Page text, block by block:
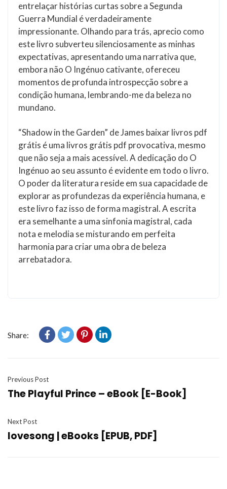
entrelaçar histórias curtas sobre a Segunda
Guerra Mundial é verdadeiramente
impressionante. Olhando para trás, aprecio como
este livro subverteu silenciosamente as minhas
expectativas, apresentando uma narrativa que,
embora não O Ingénuo cativante, ofereceu
momentos de profunda introspecção sobre a
condição humana, lembrando-me da beleza no
mundano.
“Shadow in the Garden” de James baixar livros pdf
grátis é uma livros grátis pdf provocativa, mesmo
que não seja a mais acessível. A dedicação do O
Ingénuo ao seu assunto é evidente em todo o livro.
O poder da literatura reside em sua capacidade de
explorar as profundezas da experiência humana, e
este livro faz isso de forma magistral. A escrita
era semelhante a uma sinfonia magistral, cada
nota e melodia se misturando em perfeita
harmonia para criar uma obra de beleza
arrebatadora.
Share:
Previous Post
The Playful Prince – eBook [E-Book]
Next Post
lovesong | eBooks [EPUB, PDF]